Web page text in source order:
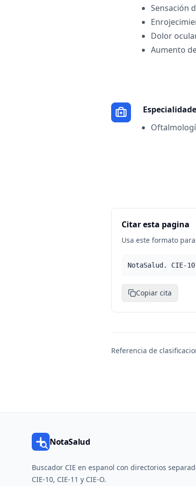
Sensación
Dolor
Aumento
Citar esta pagina
Usa este formato
NotaSalud. CIE-
Copiar cita
Referencia de
NotaSalud
Buscador CIE en espanol con directorios
CIE-10, CIE-11 y CIE-O.